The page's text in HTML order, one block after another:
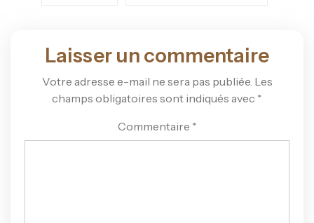
Laisser un commentaire
Votre adresse e-mail ne sera pas publiée. Les
champs obligatoires sont indiqués avec *
Commentaire *